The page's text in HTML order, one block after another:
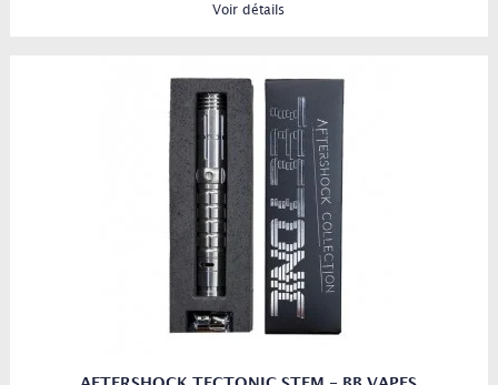
Voir détails